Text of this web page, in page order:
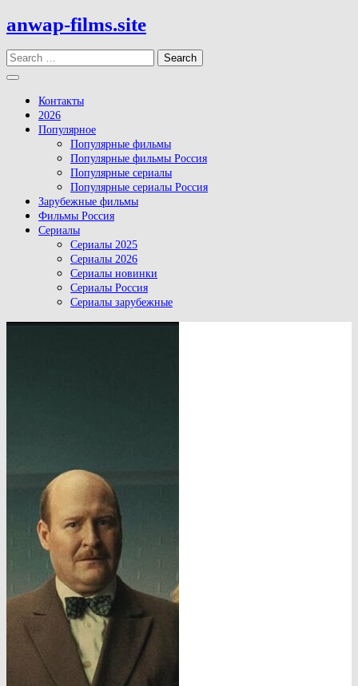
Skip
to
content
anwap-films.site
Search
Open
Button
Контакты
2026
Популярное
Популярные фильмы
Популярные фильмы Россия
Популярные сериалы
Популярные сериалы Россия
Зарубежные фильмы
Фильмы Россия
Сериалы
Сериалы 2025
Сериалы 2026
Сериалы новинки
Сериалы Россия
Сериалы зарубежные
Close